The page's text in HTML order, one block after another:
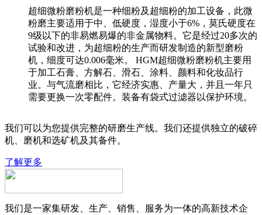
超细微粉磨粉机是一种细粉及超细粉的加工设备，此微
粉磨主要适用于中、低硬度，湿度小于6%，莫氏硬度在
9级以下的非易燃易爆的非金属物料。它是经过20多次的
试验和改进，为超细粉的生产而研发制造的新型磨粉
机，细度可达0.006毫米。 HGM超细微粉磨粉机主要用
于加工石膏、方解石、滑石、涂料、颜料和化妆品行
业。与气流磨相比，它经济实惠、产量大，并且一年只
需要更换一次零配件。装备有袋式过滤器以保护环境。
我们可以为您提供完整的研磨生产线。我们还提供独立的破碎
机、磨机和选矿机及其备件。
了解更多
我们是一家集研发、生产、销售、服务为一体的高新技术企